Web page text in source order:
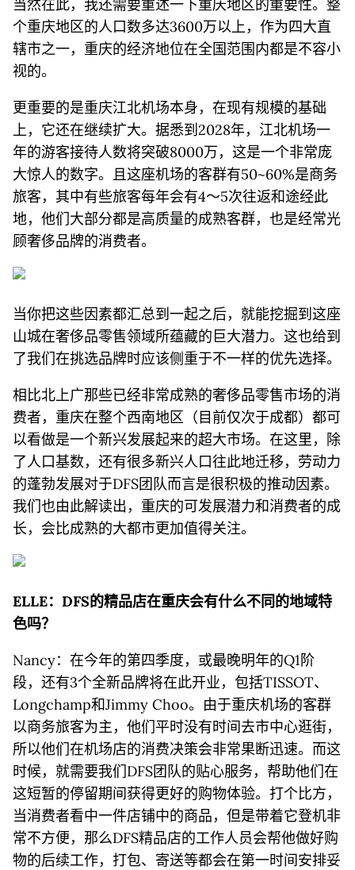
当然在此，我还需要重述一下重庆地区的重要性。整
个重庆地区的人口数多达3600万以上，作为四大直
辖市之一，重庆的经济地位在全国范围内都是不容小
视的。
更重要的是重庆江北机场本身，在现有规模的基础
上，它还在继续扩大。据悉到2028年，江北机场一
年的游客接待人数将突破8000万，这是一个非常庞
大惊人的数字。且这座机场的客群有50~60%是商务
旅客，其中有些旅客每年会有4～5次往返和途经此
地，他们大部分都是高质量的成熟客群，也是经常光
顾奢侈品牌的消费者。
当你把这些因素都汇总到一起之后，就能挖掘到这座
山城在奢侈品零售领域所蕴藏的巨大潜力。这也给到
了我们在挑选品牌时应该侧重于不一样的优先选择。
相比北上广那些已经非常成熟的奢侈品零售市场的消
费者，重庆在整个西南地区（目前仅次于成都）都可
以看做是一个新兴发展起来的超大市场。在这里，除
了人口基数，还有很多新兴人口往此地迁移，劳动力
的蓬勃发展对于DFS团队而言是很积极的推动因素。
我们也由此解读出，重庆的可发展潜力和消费者的成
长，会比成熟的大都市更加值得关注。
ELLE：DFS的精品店在重庆会有什么不同的地域特
色吗？
Nancy：在今年的第四季度，或最晚明年的Q1阶
段，还有3个全新品牌将在此开业，包括TISSOT、
Longchamp和Jimmy Choo。由于重庆机场的客群
以商务旅客为主，他们平时没有时间去市中心逛街，
所以他们在机场店的消费决策会非常果断迅速。而这
时候，就需要我们DFS团队的贴心服务，帮助他们在
这短暂的停留期间获得更好的购物体验。打个比方，
当消费者看中一件店铺中的商品，但是带着它登机非
常不方便，那么DFS精品店的工作人员会帮他做好购
物的后续工作，打包、寄送等都会在第一时间安排妥